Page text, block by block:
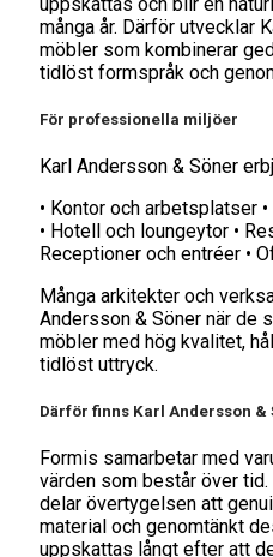
många år. Därför utvecklar
möbler som kombinerar
tidlöst formspråk och
För professionella miljöer
Karl Andersson & Söner
• Kontor och arbetsplatser
• Hotell och loungeytor •
Receptioner och entréer •
Många arkitekter och
Andersson & Söner när de
möbler med hög kvalitet,
tidlöst uttryck.
Därför finns Karl Andersson &
Formis samarbetar med
värden som består över
delar övertygelsen att
material och genomtänkt
uppskattas långt efter att